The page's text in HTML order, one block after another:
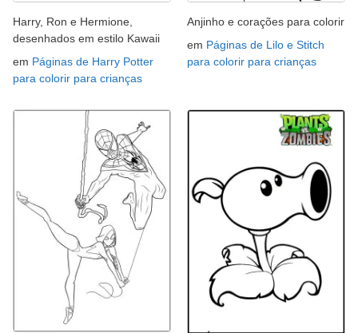
Harry, Ron e Hermione,
desenhados em estilo Kawaii
em Páginas de Harry Potter
para colorir para crianças
Anjinho e corações para colorir
em Páginas de Lilo e Stitch
para colorir para crianças